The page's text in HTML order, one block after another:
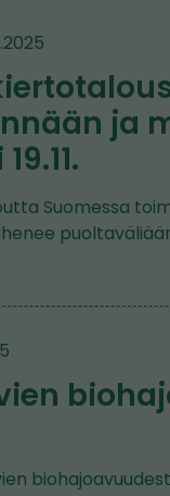
ja
Suomessa